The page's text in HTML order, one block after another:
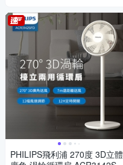
PHILIPS飛利浦 270度 3D立體